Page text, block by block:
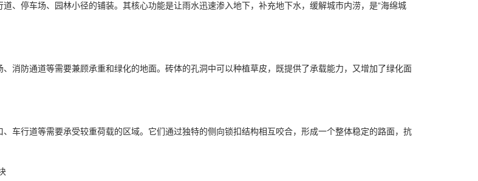
、停车场、园林小径的铺装。其核心功能是让雨水迅速渗入地下，补充地下水，缓解城市内涝，是“海绵城
、消防通道等需要兼顾承重和绿化的地面。砖体的孔洞中可以种植草皮，既提供了承载能力，又增加了绿化面
、车行道等需要承受较重荷载的区域。它们通过独特的侧向锁扣结构相互咬合，形成一个整体稳定的路面，抗